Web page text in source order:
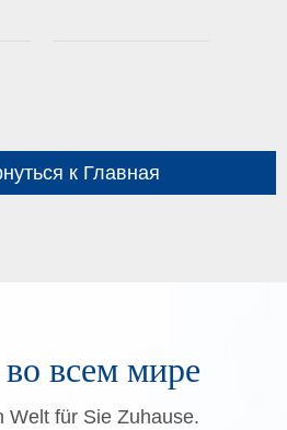
к Главная
всем мире
Welt für Sie Zuhause.